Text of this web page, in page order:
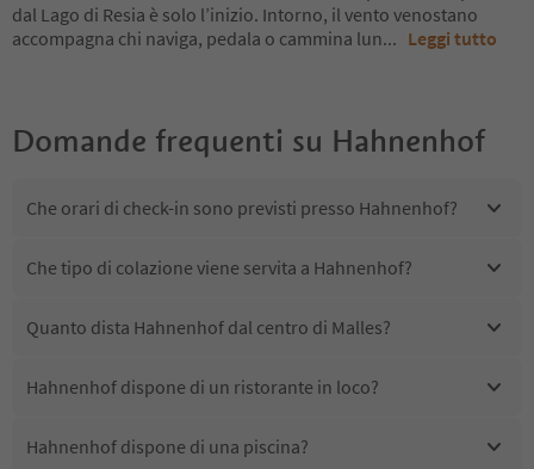
dal Lago di Resia è solo l’inizio. Intorno, il vento venostano
accompagna chi naviga, pedala o cammina lun... Leggi tutto
Domande frequenti su Hahnenhof
Che orari di check-in sono previsti presso Hahnenhof?
Che tipo di colazione viene servita a Hahnenhof?
Quanto dista Hahnenhof dal centro di Malles?
Hahnenhof dispone di un ristorante in loco?
Hahnenhof dispone di una piscina?